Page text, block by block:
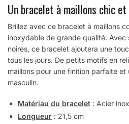
Un bracelet à maillons chic
Brillez avec ce bracelet à maillons
inoxydable de grande qualité. Avec
noires, ce bracelet ajoutera une
tous les jours. De petits motifs en
maillons pour une finition parfaite et
masculin.
Matériau du bracelet : Acier
Longueur : 21,5 cm